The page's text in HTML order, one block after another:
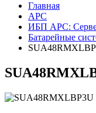
Главная
APC
ИБП APC:
Батарейные